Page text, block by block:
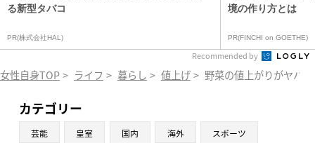
る新型タバコ
PR(株式会社HAL)
境の作り方とは
PR(FINCHI on GOETHE)
Recommended by
女性自身TOP > ライフ > 暮らし > 値上げ > 野菜の値上がりがヤバ
カテゴリー
芸能 皇室 国内 海外 スポーツ